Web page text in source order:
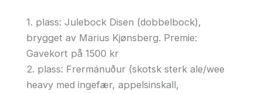
1. plass: Julebock Disen (dobbelbock),
brygget av Marius Kjønsberg. Premie:
Gavekort på 1500 kr
2. plass: Frermánuður (skotsk sterk ale/wee
heavy med ingefær, appelsinskall,